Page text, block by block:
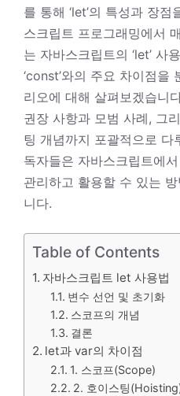
를 통해 ‘let’의 특성과 장
스크립트 프로그래밍에서
는 자바스크립트의 ‘let’ 사
‘const’와의 주요 차이점을
리오에 대해 살펴보겠습니
권장 사항과 모범 사례, 그
팅 개념까지 포괄적으로 다
독자들은 자바스크립트에
관리하고 활용할 수 있는
니다.
Table of Contents
자바스크립트 let 사용법
변수 선언 및 초기화
스코프의 개념
결론
let과 var의 차이점
1. 스코프(Scope)
2. 호이스팅